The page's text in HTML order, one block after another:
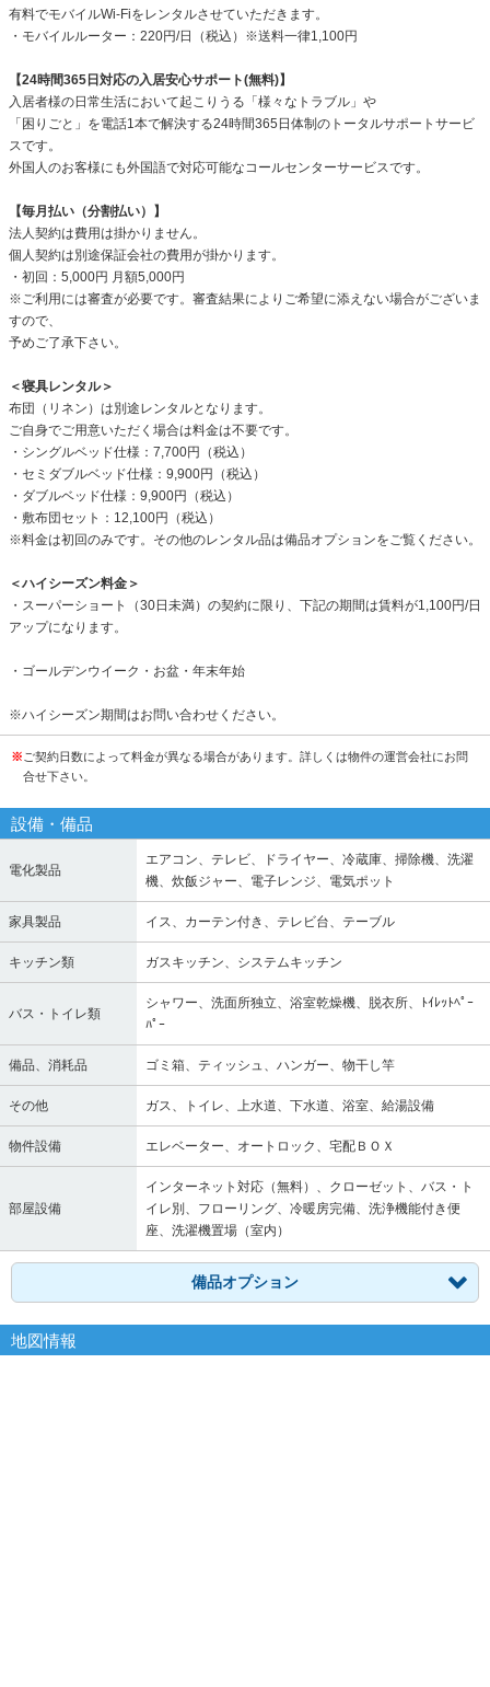
有料でモバイルWi-Fiをレンタルさせていただきます。
・モバイルルーター：220円/日（税込）※送料一律1,100円
【24時間365日対応の入居安心サポート(無料)】
入居者様の日常生活において起こりうる「様々なトラブル」や
「困りごと」を電話1本で解決する24時間365日体制のトータルサポートサービ
スです。
外国人のお客様にも外国語で対応可能なコールセンターサービスです。
【毎月払い（分割払い）】
法人契約は費用は掛かりません。
個人契約は別途保証会社の費用が掛かります。
・初回：5,000円 月額5,000円
※ご利用には審査が必要です。審査結果によりご希望に添えない場合がございま
すので、
予めご了承下さい。
＜寝具レンタル＞
布団（リネン）は別途レンタルとなります。
ご自身でご用意いただく場合は料金は不要です。
・シングルベッド仕様：7,700円（税込）
・セミダブルベッド仕様：9,900円（税込）
・ダブルベッド仕様：9,900円（税込）
・敷布団セット：12,100円（税込）
※料金は初回のみです。その他のレンタル品は備品オプションをご覧ください。
＜ハイシーズン料金＞
・スーパーショート（30日未満）の契約に限り、下記の期間は賃料が1,100円/日
アップになります。
・ゴールデンウイーク・お盆・年末年始
※ハイシーズン期間はお問い合わせください。
※ ご契約日数によって料金が異なる場合があります。詳しくは物件の運営会社にお問
合せ下さい。
設備・備品
電化製品
エアコン、テレビ、ドライヤー、冷蔵庫、掃除機、洗濯
機、炊飯ジャー、電子レンジ、電気ポット
家具製品 イス、カーテン付き、テレビ台、テーブル
キッチン類 ガスキッチン、システムキッチン
バス・トイレ類
シャワー、洗面所独立、浴室乾燥機、脱衣所、ﾄｲﾚｯﾄﾍﾟｰ
ﾊﾟｰ
備品、消耗品 ゴミ箱、ティッシュ、ハンガー、物干し竿
その他 ガス、トイレ、上水道、下水道、浴室、給湯設備
物件設備 エレベーター、オートロック、宅配ＢＯＸ
部屋設備
インターネット対応（無料）、クローゼット、バス・ト
イレ別、フローリング、冷暖房完備、洗浄機能付き便
座、洗濯機置場（室内）
備品オプション
地図情報